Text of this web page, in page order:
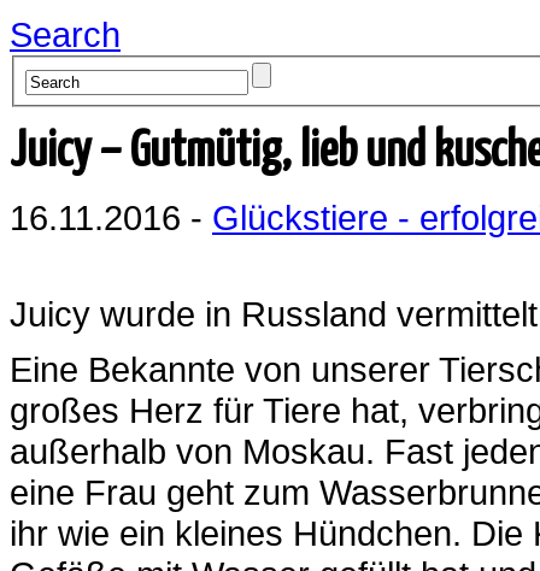
Search
Juicy – Gutmütig, lieb und
16.11.2016 - Glückstiere -
Juicy wurde in Russland
Eine Bekannte von unserer
großes Herz für Tiere hat,
außerhalb von Moskau. Fast
eine Frau geht zum
ihr wie ein kleines Hündchen.